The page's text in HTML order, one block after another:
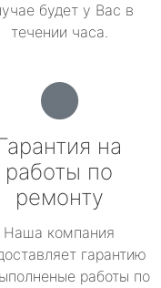
будет у Вас в
течении часа.
на
работы по
ремонту
Наша компания
гарантию
работы по